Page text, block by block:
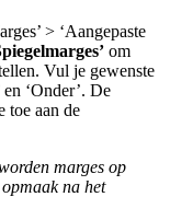
> ‘Aangepaste
om
Vul je gewenste
‘Onder’. De
toe aan de
marges op
na het